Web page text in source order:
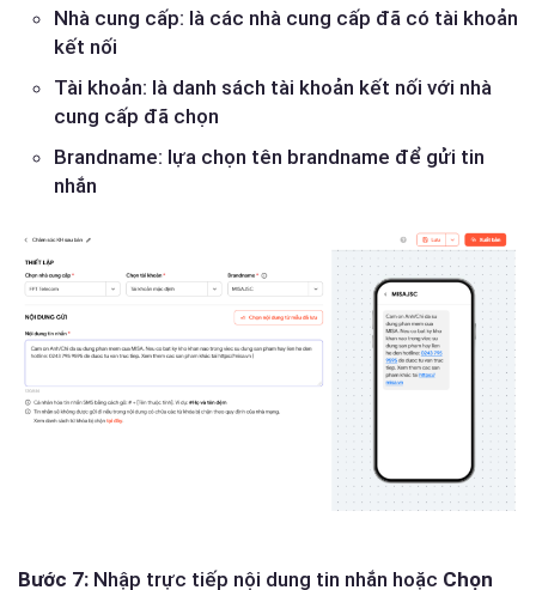
Nhà cung cấp: là các nhà cung cấp đã có tài khoản
kết nối
Tài khoản: là danh sách tài khoản kết nối với nhà
cung cấp đã chọn
Brandname: lựa chọn tên brandname để gửi tin
nhắn
Bước 7: Nhập trực tiếp nội dung tin nhắn hoặc Chọn